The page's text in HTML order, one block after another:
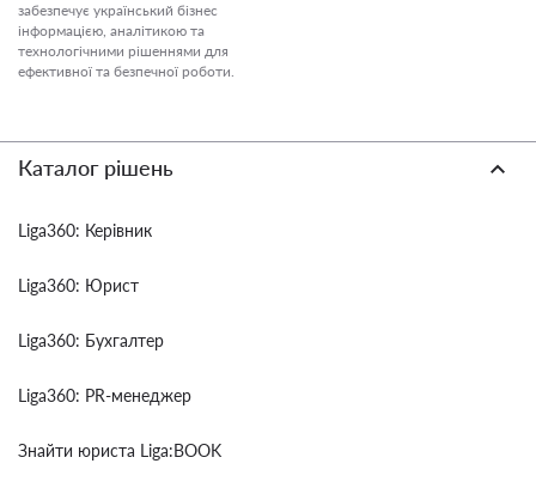
забезпечує український бізнес
інформацією, аналітикою та
технологічними рішеннями для
ефективної та безпечної роботи.
Каталог рішень
Liga360: Керівник
Liga360: Юрист
Liga360: Бухгалтер
Liga360: PR-менеджер
Знайти юриста Liga:BOOK